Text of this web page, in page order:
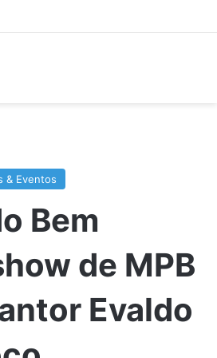
& Eventos
Bem
de MPB
Evaldo